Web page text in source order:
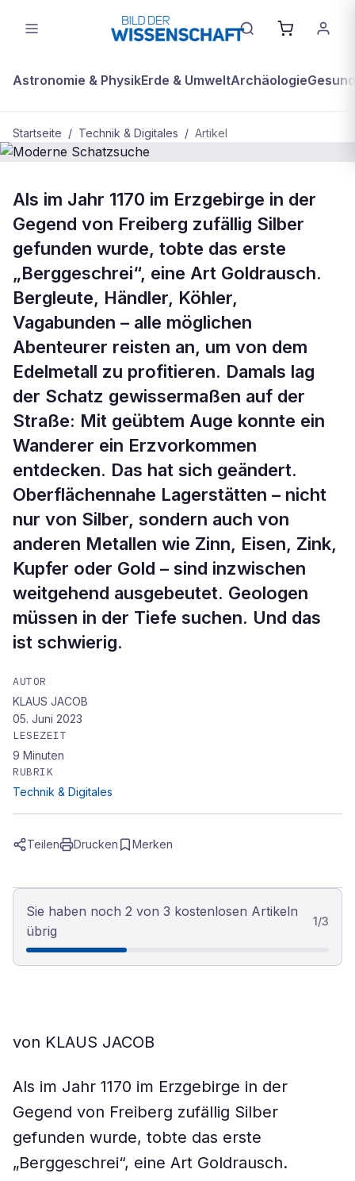
Astronomie & PhysikErde & UmweltArchäologie
Startseite / Technik & Digitales / Artikel
BDW Plus TECHNIK & DIGITALES
Moderne Schatzsuche
Als im Jahr 1170 im Erzgebirge in der
Gegend von Freiberg zufällig Silber
gefunden wurde, tobte das erste
„Berggeschrei“, eine Art Goldrausch.
Bergleute, Händler, Köhler,
Vagabunden – alle möglichen
Abenteurer reisten an, um von dem
Edelmetall zu profitieren. Damals lag
der Schatz gewissermaßen auf der
Straße: Mit geübtem Auge konnte ein
Wanderer ein Erzvorkommen
entdecken. Das hat sich geändert.
Oberflächennahe Lagerstätten – nicht
nur von Silber, sondern auch von
anderen Metallen wie Zinn, Eisen, Zink,
Kupfer oder Gold – sind inzwischen
weitgehend ausgebeutet. Geologen
müssen in der Tiefe suchen. Und das
ist schwierig.
AUTOR
KLAUS JACOB
05. Juni 2023
LESEZEIT
9 Minuten
RUBRIK
Technik & Digitales
Teilen Drucken Merken
Sie haben noch 2 von 3 kostenlosen Artikeln
übrig
1/3
von KLAUS JACOB
Als im Jahr 1170 im Erzgebirge in der
Gegend von Freiberg zufällig Silber
gefunden wurde, tobte das erste
„Berggeschrei“, eine Art Goldrausch.